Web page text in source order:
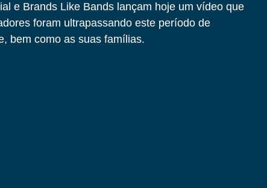
e Brands Like Bands lançam hoje um vídeo que
foram ultrapassando este período de
bem como as suas famílias.